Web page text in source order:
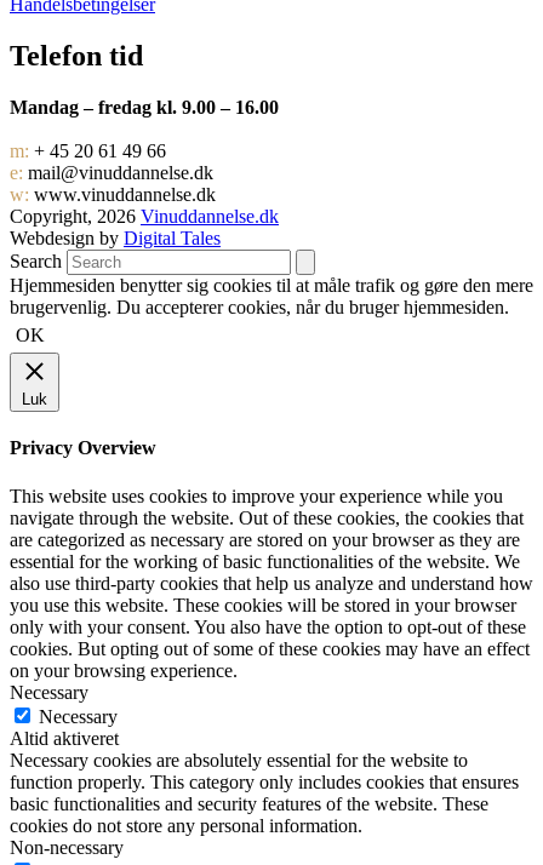
Handelsbetingelser
Telefon tid
Mandag – fredag kl. 9.00 – 16.00
m: + 45 20 61 49 66
e: mail@vinuddannelse.dk
w: www.vinuddannelse.dk
Copyright, 2026 Vinuddannelse.dk
Webdesign by Digital Tales
Search
Hjemmesiden benytter sig cookies til at måle trafik og gøre den mere
brugervenlig. Du accepterer cookies, når du bruger hjemmesiden.
OK
Luk
Privacy Overview
This website uses cookies to improve your experience while you
navigate through the website. Out of these cookies, the cookies that
are categorized as necessary are stored on your browser as they are
essential for the working of basic functionalities of the website. We
also use third-party cookies that help us analyze and understand how
you use this website. These cookies will be stored in your browser
only with your consent. You also have the option to opt-out of these
cookies. But opting out of some of these cookies may have an effect
on your browsing experience.
Necessary
Necessary
Altid aktiveret
Necessary cookies are absolutely essential for the website to
function properly. This category only includes cookies that ensures
basic functionalities and security features of the website. These
cookies do not store any personal information.
Non-necessary